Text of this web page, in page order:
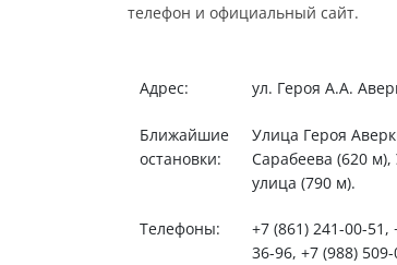
телефон и официальный сайт.
Адрес: ул. Героя А.А.
Ближайшие
остановки:
Улица Героя
Сарабеева (620 м),
улица (790 м).
Телефоны:
+7 (861) 241-00-51,
36-96, +7 (988) 509-